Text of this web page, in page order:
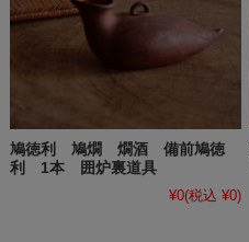
鳩徳利 鳩燗 燗酒 備前鳩徳
利 1本 囲炉裏道具
¥0(税込 ¥0)